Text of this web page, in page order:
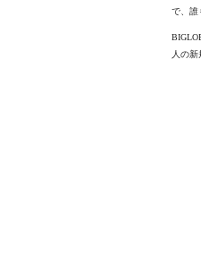
で、誰
人の新